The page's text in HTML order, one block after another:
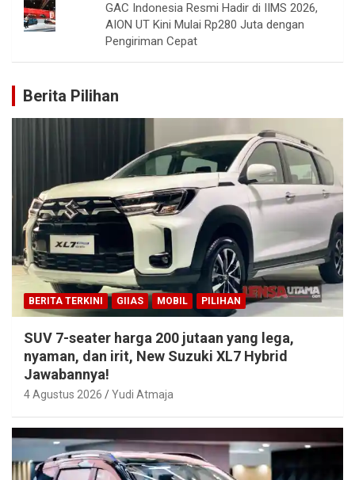
GAC Indonesia Resmi Hadir di IIMS 2026,
AION UT Kini Mulai Rp280 Juta dengan
Pengiriman Cepat
Berita Pilihan
BERITA TERKINI GIIAS MOBIL PILIHAN
SUV 7-seater harga 200 jutaan yang lega,
nyaman, dan irit, New Suzuki XL7 Hybrid
Jawabannya!
4 Agustus 2026 Yudi Atmaja